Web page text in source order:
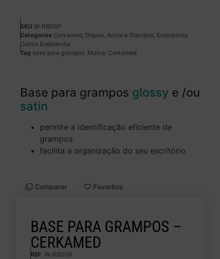
SKU W-RBDSP
Categorias Cerkamed, Diques, Arcos e Grampos, Endodontia,
Outros Endodontia
Tag base para grampos Marca: Cerkamed
Base para grampos glossy e /ou
satin
permite a identificação eficiente de
grampos
facilita a organização do seu escritório
Comparar Favoritos
BASE PARA GRAMPOS –
CERKAMED
REF. W-RBDSP